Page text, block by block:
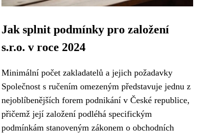
Jak splnit podmínky pro založení
s.r.o. v roce 2024
Minimální počet zakladatelů a jejich požadavky
Společnost s ručením omezeným představuje jednu z
nejoblíbenějších forem podnikání v České republice,
přičemž její založení podléhá specifickým
podmínkám stanoveným zákonem o obchodních